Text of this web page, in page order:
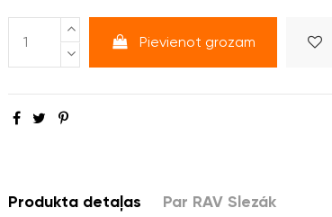
Pievienot grozam
Produkta detaļas Par RAV Slezák